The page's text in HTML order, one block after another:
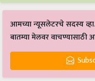
आमच्या न्यूसलेटरचे सदस्य
बातम्या मेलवर वाचण्यासाठी